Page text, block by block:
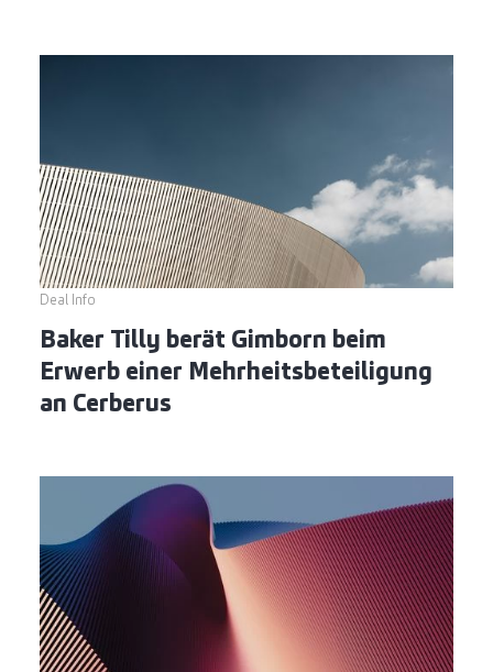
Deal Info
Baker Tilly berät Gimborn beim
Erwerb einer Mehrheitsbeteiligung
an Cerberus